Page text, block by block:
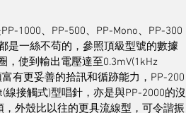
1000、PP-500、PP-Mono、PP-300
是一絲不苟的，參照頂級型號的數據
，使到輸出電壓達至0.3mV(1kHz
有更妥善的拾訊和循跡能力，PP-200
接觸式)型唱針，亦是與PP-2000的沒
外殼比以往的更具流線型，可令諧振